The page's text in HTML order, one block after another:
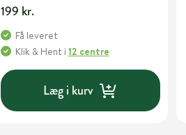
199 kr.
Få leveret
Klik & Hent i 12 centre
Læg i kurv